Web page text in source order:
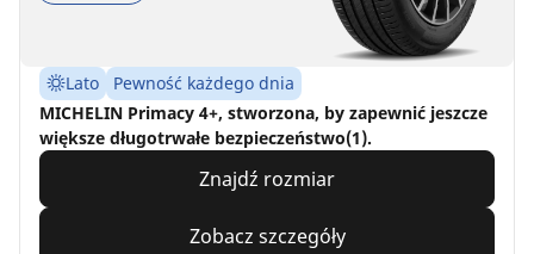
Lato
Pewność każdego dnia
MICHELIN Primacy 4+, stworzona, by zapewnić jeszcze
większe długotrwałe bezpieczeństwo(1).
Znajdź rozmiar
Zobacz szczegóły